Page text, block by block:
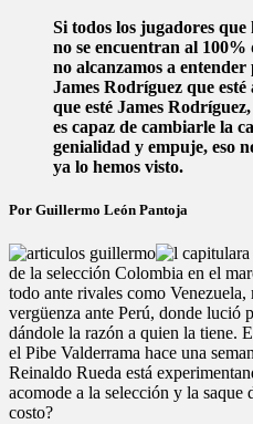
Si todos los jugadores
no se encuentran al 100%
no alcanzamos a entender
James Rodríguez que
que esté James
es capaz de cambiarle la
genialidad y empuje, eso
ya lo hemos visto.
Por Guillermo León Pantoja
de la selección Colombia en el
todo ante rivales como
vergüenza ante Perú, donde lució
dándole la razón a quien la tiene.
el Pibe Valderrama hace una
Reinaldo Rueda está
acomode a la selección y la saque
costo?